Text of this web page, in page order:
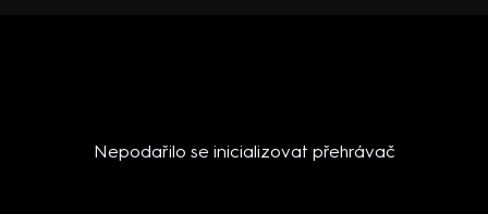
Nepodařilo se inicializovat přehrávač